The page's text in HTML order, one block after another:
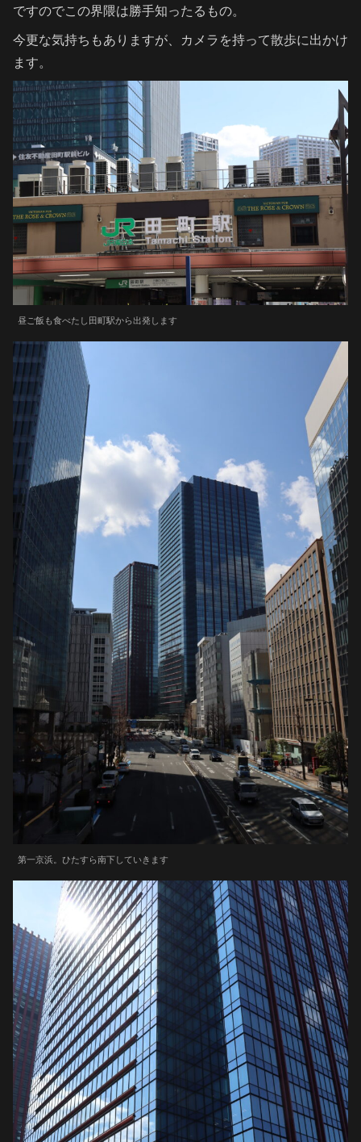
ですのでこの界隈は勝手知ったるもの。
今更な気持ちもありますが、カメラを持って散歩に出かけ
ます。
昼ご飯も食べたし田町駅から出発します
第一京浜。ひたすら南下していきます